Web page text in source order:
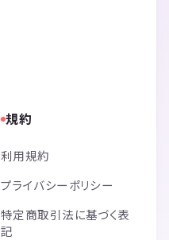
規約
利用規約
プライバシーポリシー
特定商取引法に基づく表
記